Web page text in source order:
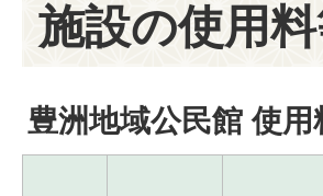
施設の使用
豊洲地域公民館 使用